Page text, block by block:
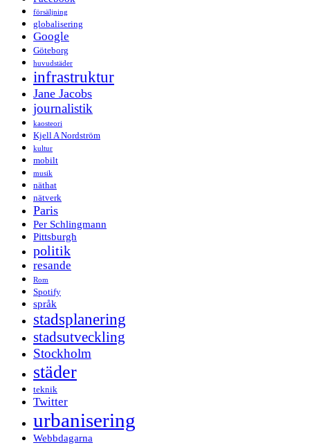
försäljning
globalisering
Google
Göteborg
huvudstäder
infrastruktur
Jane Jacobs
journalistik
kaosteori
Kjell A Nordström
kultur
mobilt
musik
näthat
nätverk
Paris
Per Schlingmann
Pittsburgh
politik
resande
Rom
Spotify
språk
stadsplanering
stadsutveckling
Stockholm
städer
teknik
Twitter
urbanisering
Webbdagarna